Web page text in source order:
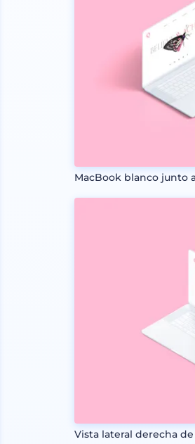
MacBook blanco junto
Vista lateral derecha